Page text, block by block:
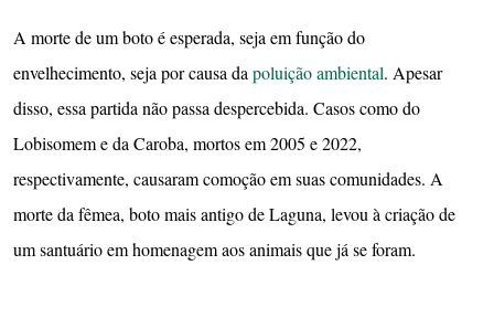
A morte de um boto é esperada, seja em função do
envelhecimento, seja por causa dapoluição ambiental. Apesar
disso, essa partida não passa despercebida. Casos como do
Lobisomem e da Caroba, mortos em 2005 e 2022,
respectivamente, causaram comoção em suas comunidades. A
morte da fêmea, boto mais antigo de Laguna, levou à criação de
um santuário em homenagem aos animais que já se foram.